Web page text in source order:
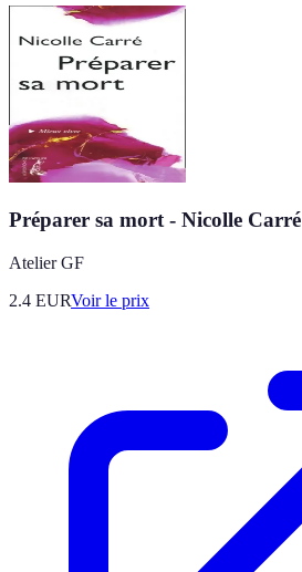
Préparer sa mort - Nicolle Carré
Atelier GF
2.4 EURVoir le prix